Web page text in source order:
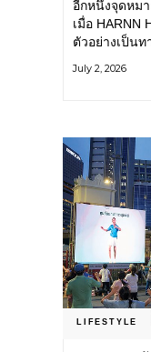
อีกหนึ่งจุดหม
เมื่อ HARNN
ตัวอย่างเป็นท
ของเมืองให
July 2, 2026
LIFESTYLE